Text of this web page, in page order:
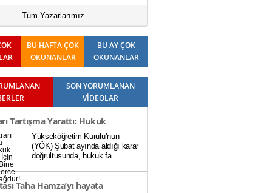
Tüm Yazarlarımız
BU HAFTA ÇOK
OKUNANLAR
BU AY ÇOK
OKUNANLAR
SON YORUMLANAN
VİDEOLAR
Tartışma Yarattı: Hukuk
İçin Baraj 100 Bine Düştü,
Mağdur!
Yükseköğretim Kurulu’nun
(YÖK) Şubat ayında aldığı karar
doğrultusunda, hukuk fa..
Taha Hamza’yı hayata